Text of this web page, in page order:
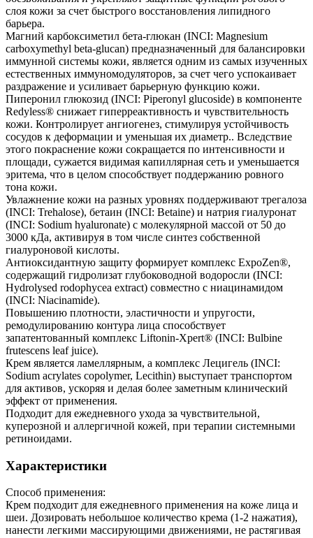
слоя кожи за счет быстрого восстановления липидного
барьера.
Магний карбоксиметил бета-глюкан (INCI: Magnesium
carboxymethyl beta-glucan) предназначенный для балансировки
иммунной системы кожи, является одним из самых изученных
естественных иммуномодуляторов, за счет чего успокаивает
раздражение и усиливает барьерную функцию кожи.
Пиперонил глюкозид (INCI: Piperonyl glucoside) в компоненте
Redyless® снижает гиперреактивность и чувствительность
кожи. Контролирует ангиогенез, стимулируя устойчивость
сосудов к деформации и уменьшая их диаметр.. Вследствие
этого покраснение кожи сокращается по интенсивности и
площади, сужается видимая капиллярная сеть и уменьшается
эритема, что в целом способствует поддержанию ровного
тона кожи.
Увлажнение кожи на разных уровнях поддерживают трегалоза
(INCI: Trehalose), бетаин (INCI: Betaine) и натрия гиалуронат
(INCI: Sodium hyaluronate) с молекулярной массой от 50 до
3000 кДа, активируя в том числе синтез собственной
гиалуроновой кислоты.
Антиоксидантную защиту формирует комплекс ExpoZen®,
содержащий гидролизат глубоководной водоросли (INCI:
Hydrolysed rodophycea extract) совместно с ниацинамидом
(INCI: Niacinamide).
Повышению плотности, эластичности и упругости,
ремодулированию контура лица способствует
запатентованный комплекс Liftonin-Xpert® (INCI: Bulbine
frutescens leaf juice).
Крем является ламеллярным, а комплекс Лецигель (INCI:
Sodium acrylates copolymer, Lecithin) выступает транспортом
для активов, ускоряя и делая более заметным клинический
эффект от применения.
Подходит для ежедневного ухода за чувствительной,
куперозной и аллергичной кожей, при терапии системными
ретиноидами.
Характеристики
Способ применения:
Крем подходит для ежедневного применения на коже лица и
шеи. Дозировать небольшое количество крема (1-2 нажатия),
нанести легкими массирующими движениями, не растягивая